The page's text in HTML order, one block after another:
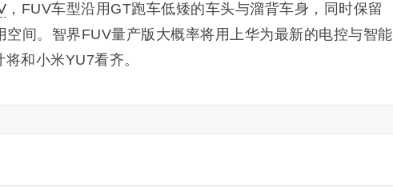
，FUV车型沿用GT跑车低矮的车头与溜背车身，同时保留
空间。智界FUV量产版大概率将用上华为最新的电控与智能
和小米YU7看齐。